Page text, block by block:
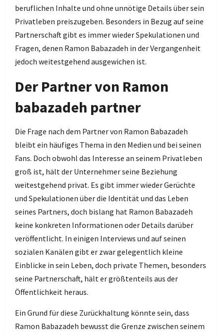
beruflichen Inhalte und ohne unnötige Details über sein
Privatleben preiszugeben. Besonders in Bezug auf seine
Partnerschaft gibt es immer wieder Spekulationen und
Fragen, denen Ramon Babazadeh in der Vergangenheit
jedoch weitestgehend ausgewichen ist.
Der Partner von Ramon
babazadeh partner
Die Frage nach dem Partner von Ramon Babazadeh
bleibt ein häufiges Thema in den Medien und bei seinen
Fans. Doch obwohl das Interesse an seinem Privatleben
groß ist, hält der Unternehmer seine Beziehung
weitestgehend privat. Es gibt immer wieder Gerüchte
und Spekulationen über die Identität und das Leben
seines Partners, doch bislang hat Ramon Babazadeh
keine konkreten Informationen oder Details darüber
veröffentlicht. In einigen Interviews und auf seinen
sozialen Kanälen gibt er zwar gelegentlich kleine
Einblicke in sein Leben, doch private Themen, besonders
seine Partnerschaft, hält er größtenteils aus der
Öffentlichkeit heraus.
Ein Grund für diese Zurückhaltung könnte sein, dass
Ramon Babazadeh bewusst die Grenze zwischen seinem